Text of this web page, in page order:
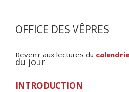
OFFICE DES VÊPRES
Revenir aux lectures du
du jour
INTRODUCTION